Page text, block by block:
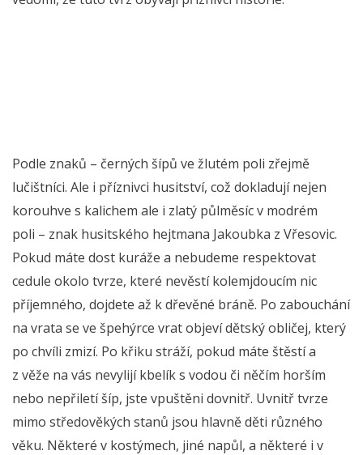
Podle znaků – černých šípů ve žlutém poli zřejmě
lučištníci. Ale i příznivci husitství, což dokladují nejen
korouhve s kalichem ale i zlatý půlměsíc v modrém
poli – znak husitského hejtmana Jakoubka z Vřesovic.
Pokud máte dost kuráže a nebudeme respektovat
cedule okolo tvrze, které nevěstí kolemjdoucím nic
příjemného, dojdete až k dřevěné bráně. Po zabouchání
na vrata se ve špehýrce vrat objeví dětský obličej, který
po chvíli zmizí. Po křiku stráží, pokud máte štěstí a
z věže na vás nevylijí kbelík s vodou či něčím horším
nebo nepřiletí šíp, jste vpuštěni dovnitř. Uvnitř tvrze
mimo středověkých stanů jsou hlavně děti různého
věku. Některé v kostýmech, jiné napůl, a některé i v